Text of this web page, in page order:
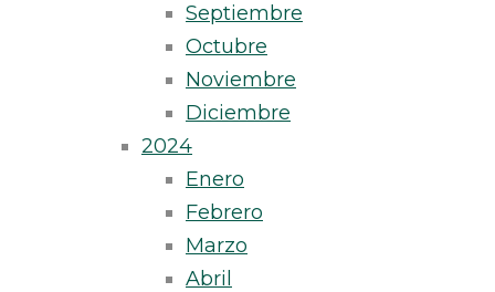
Septiembre
Octubre
Noviembre
Diciembre
2024
Enero
Febrero
Marzo
Abril